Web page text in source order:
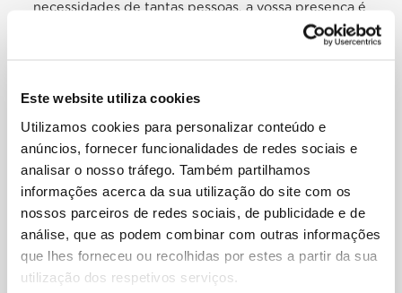
Este website utiliza cookies
Utilizamos cookies para personalizar conteúdo e
anúncios, fornecer funcionalidades de redes sociais e
analisar o nosso tráfego. Também partilhamos
informações acerca da sua utilização do site com os
nossos parceiros de redes sociais, de publicidade e de
análise, que as podem combinar com outras informações
que lhes forneceu ou recolhidas por estes a partir da sua
utilização dos respetivos serviços.
necessidades de tantas pessoas, a vossa presença é
alcança a todos. Sois a mão de Cristo estendida: já
vosso serviço com as crianças
abandonadas, os doentes, os pobres sem comida e
trabalho, os idosos, os sem-
abrigo, os prisioneiros, refugiados e migrantes, as
pessoas afetadas por desastres
naturais… enfim, onde quer que exista um pedido
de ajuda, ali chega o vosso
testemunho ativo e desinteressado. Tornais visível a
lei de Cristo: levar os pesos
uns dos outros (cf. Gal 6,2, Jo 13,34). Queridos